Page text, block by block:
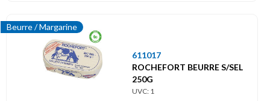
Beurre / Margarine
611017
ROCHEFORT BEURRE S/SEL
250G
UVC: 1